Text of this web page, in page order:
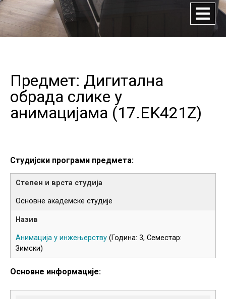
Предмет: Дигитална
обрада слике у
анимацијама (17.EK421Z)
Студијски програми предмета:
Основне академске студије
Анимација у инжењерству (Година: 3, Семестар:
Зимски)
Основне информације: